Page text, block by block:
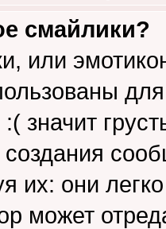
смайлики?
или
:( значит
их: они
может